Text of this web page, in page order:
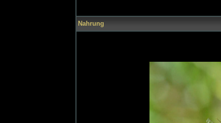
Nahrung